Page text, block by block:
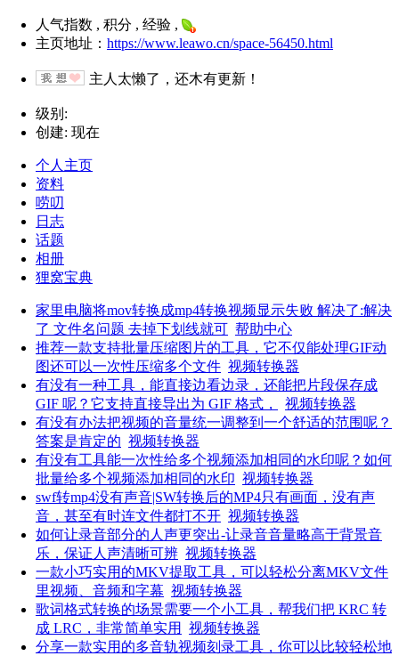
人气指数 , 积分 , 经验 ,
主页地址： https://www.leawo.cn/space-56450.html
主人太懒了，还木有更新！
级别:
创建: 现在
个人主页
资料
唠叨
日志
话题
相册
狸窝宝典
家里电脑将mov转换成mp4转换视频显示失败 解决了:解决
了 文件名问题 去掉下划线就可 帮助中心
推荐一款支持批量压缩图片的工具，它不仅能处理GIF动
图还可以一次性压缩多个文件 视频转换器
有没有一种工具，能直接边看边录，还能把片段保存成
GIF 呢？它支持直接导出为 GIF 格式，
视频转换器
有没有办法把视频的音量统一调整到一个舒适的范围呢？
答案是肯定的 视频转换器
有没有工具能一次性给多个视频添加相同的水印呢？如何
批量给多个视频添加相同的水印 视频转换器
swf转mp4没有声音|SW转换后的MP4只有画面，没有声
音，甚至有时连文件都打不开 视频转换器
如何让录音部分的人声更突出-让录音音量略高于背景音
乐，保证人声清晰可辨 视频转换器
一款小巧实用的MKV提取工具，可以轻松分离MKV文件
里视频、音频和字幕 视频转换器
歌词格式转换的场景需要一个小工具，帮我们把 KRC 转
成 LRC，非常简单实用
视频转换器
分享一款实用的多音轨视频刻录工具，你可以比较轻松地